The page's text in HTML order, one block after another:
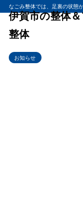
なごみ整体では、足裏の状態
伊賀市の整体
整体
お知らせ